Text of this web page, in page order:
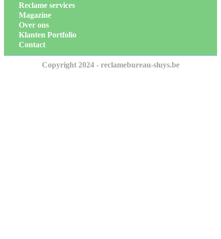
Reclame services
Magazine
Over ons
Klanten Portfolio
Contact
Copyright 2024 - reclamebureau-sluys.be